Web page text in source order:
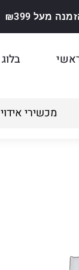
מעל ₪399
בלוג
מכשירי אידוי